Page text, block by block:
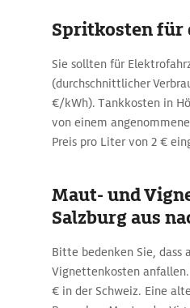
Spritkosten für
Sie sollten für
(durchschnittlicher
€/kWh). Tankkosten in
von einem
Preis pro Liter von 2 €
Maut- und
Salzburg aus
Bitte bedenken Sie, dass
Vignettenkosten
€ in der Schweiz. Eine